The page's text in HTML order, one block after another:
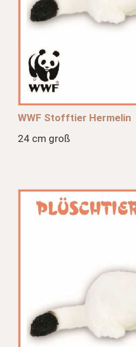
WWF Stofftier Hermelin
24 cm groß